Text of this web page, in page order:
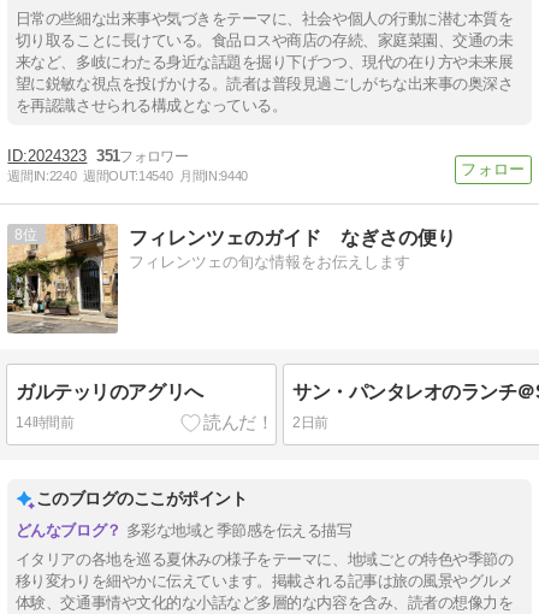
日常の些細な出来事や気づきをテーマに、社会や個人の行動に潜む本質を
切り取ることに長けている。食品ロスや商店の存続、家庭菜園、交通の未
来など、多岐にわたる身近な話題を掘り下げつつ、現代の在り方や未来展
望に鋭敏な視点を投げかける。読者は普段見過ごしがちな出来事の奥深さ
を再認識させられる構成となっている。
2024323 351
週間IN:2240 週間OUT:14540 月間IN:9440
8 フィレンツェのガイド なぎさの便り
フィレンツェの旬な情報をお伝えします
ガルテッリのアグリへ
14時間前 2日前
このブログのここがポイント
多彩な地域と季節感を伝える描写
イタリアの各地を巡る夏休みの様子をテーマに、地域ごとの特色や季節の
移り変わりを細やかに伝えています。掲載される記事は旅の風景やグルメ
体験、交通事情や文化的な小話など多層的な内容を含み、読者の想像力を